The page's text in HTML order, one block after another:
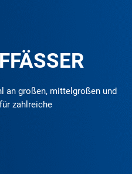
an großen, mittelgroßen und
zahlreiche